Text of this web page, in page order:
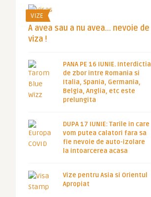
VIZE
A avea sau a nu avea… nevoie de
viza !
PANA PE 16 IUNIE. Interdictia
de zbor intre Romania si
Italia, Spania, Germania,
Belgia, Anglia, etc este
prelungita
DUPA 17 IUNIE: Tarile in care
vom putea calatori fara sa
fie nevoie de auto-izolare
la intoarcerea acasa
Vize pentru Asia si Orientul
Apropiat